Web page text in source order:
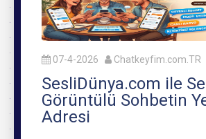
07-4-2026 Chatkeyfim.com.TR
SesliDünya.com ile
Görüntülü Sohbetin
Adresi